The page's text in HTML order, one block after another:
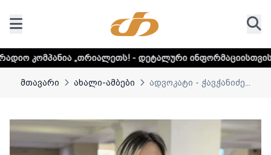
- დეტალური ინფორმაციისთვის დააკლიკეთ
მთავარი ახალი-ამბები ადვოკატი - ჭავჭანიძე...